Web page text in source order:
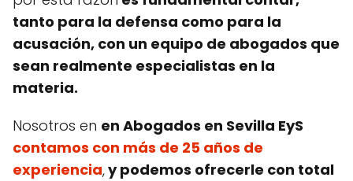
tanto para la defensa como para la
acusación, con un equipo de abogados que
sean realmente especialistas en la
materia.
Nosotros en en Abogados en Sevilla EyS
contamos con más de 25 años de
experiencia,y podemos ofrecerle con total